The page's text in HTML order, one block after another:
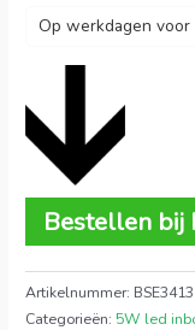
Op werkdagen
Bestellen bij
Artikelnummer:
Categorieën: 5W led